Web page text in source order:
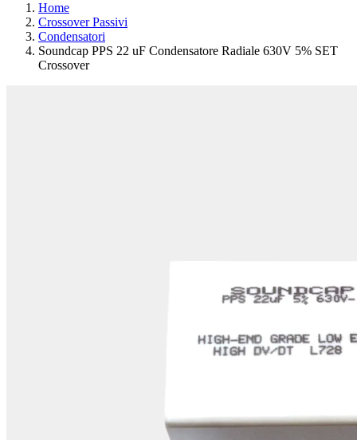
Home
Crossover Passivi
Condensatori
Soundcap PPS 22 uF Condensatore Radiale 630V 5% SET
Crossover